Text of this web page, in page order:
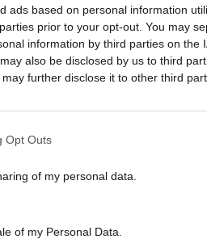
ads based on personal information
prior to your opt-out. You may
information by third parties on the
also be disclosed by us to third
further disclose it to other third
Opt Outs
of my personal data.
of my Personal Data.
...
SPOTLIGHT
Η
Ποιες σχολές
μεγάλες